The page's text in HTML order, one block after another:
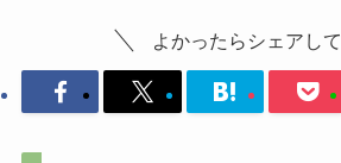
よかったらシェアして